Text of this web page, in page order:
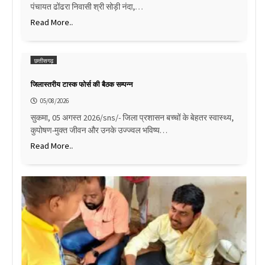
पंचायत ढोंढरा निवासी श्री सोड़ी नंदा,…
Read More..
छत्तीसगढ़
जिलास्तरीय टास्क फोर्स की बैठक सम्पन्न
05/08/2026
सुकमा, 05 अगस्त 2026/sns/- जिला प्रशासन बच्चों के बेहतर स्वास्थ्य,
कुपोषण-मुक्त जीवन और उनके उज्ज्वल भविष्य…
Read More..